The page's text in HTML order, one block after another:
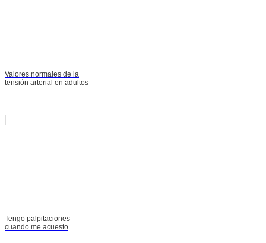
Valores normales de la
tensión arterial en adultos
Tengo palpitaciones
cuando me acuesto